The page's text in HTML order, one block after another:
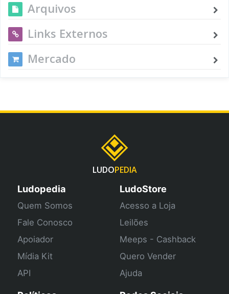
Arquivos
Links Externos
Mercado
LUDOPEDIA
Ludopedia
Quem Somos
Fale Conosco
Apoiador
Mídia Kit
API
LudoStore
Acesso a Loja
Leilões
Meeps - Cashback
Quero Vender
Ajuda